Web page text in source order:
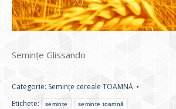
Semințe Glissando
Categorie: Semințe cereale TOAMNĂ
Etichete:
semințe semințe toamnă